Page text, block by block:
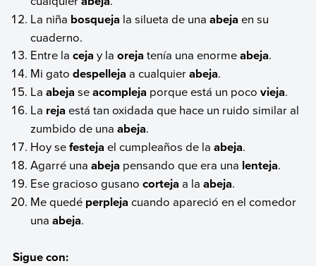
La niña bosqueja la silueta de unaabeja en su
cuaderno.
Entre laceja y laoreja tenía una enormeabeja.
Mi gatodespelleja a cualquierabeja.
Laabeja seacompleja porque está un pocovieja.
La reja está tan oxidada que hace un ruido similar al
zumbido de unaabeja.
Hoy sefesteja el cumpleaños de laabeja.
Agarré unaabeja pensando que era una lenteja.
Ese gracioso gusanocorteja a laabeja.
Me quedé perpleja cuando apareció en el comedor
unaabeja.
Sigue con: